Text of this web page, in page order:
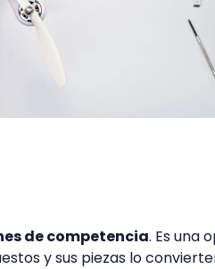
de competencia. Es una
y sus piezas lo